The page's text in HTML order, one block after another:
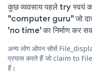
कुछ व्यवसाय पहले try स्वयं
"computer guru" जो
'no time' का निर्माण कर
अन्य लोग ओपन सोर्स
प्रयास करते हैं जो claim to
हैं।